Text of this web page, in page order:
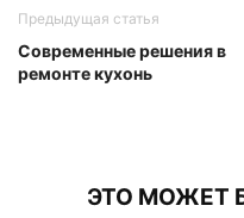
Предыдущая статья
Современные решения в
ремонте кухонь
ЭТО МОЖЕТ